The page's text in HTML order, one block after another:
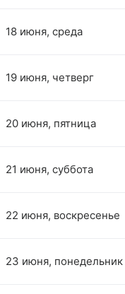
18 июня, среда
19 июня, четверг
20 июня, пятница
21 июня, суббота
22 июня, воскресенье
23 июня, понедельник